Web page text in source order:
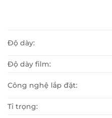
Độ dày:
Độ dày film:
Công nghệ lắp đặt:
Tỉ trọng: